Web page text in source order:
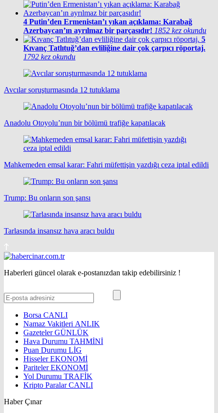
4 Putin’den Ermenistan’ı yıkan açıklama: Karabağ
Azerbaycan’ın ayrılmaz bir parçasıdır! 1852 kez okundu
5
Kıvanç Tatlıtuğ’dan evliliğine dair çok çarpıcı röportaj.
1792 kez okundu
Avcılar soruşturmasında 12 tutuklama
Anadolu Otoyolu’nun bir bölümü trafiğe kapatılacak
Mahkemeden emsal karar: Fahri müfettişin yazdığı ceza iptal edildi
Trump: Bu onların son şansı
Tarlasında insansız hava aracı buldu
Haberleri güncel olarak e-postanızdan takip edebilirsiniz !
Borsa CANLI
Namaz Vakitleri ANLIK
GazetelerGÜNLÜK
Hava Durumu TAHMİNİ
Puan Durumu LİG
HisselerEKONOMİ
ParitelerEKONOMİ
Yol Durumu TRAFİK
Kripto ParalarCANLI
Haber Çınar